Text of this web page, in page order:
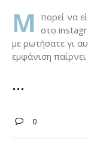
Μ πορεί να
στο
με ρωτήσατε γι
εμφάνιση
0